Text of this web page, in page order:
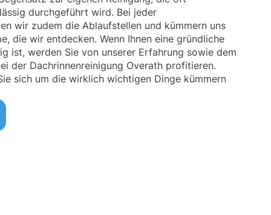
durchgeführt wird. Bei jeder
wir zudem die Ablaufstellen und kümmern uns
die wir entdecken. Wenn Ihnen eine gründliche
ist, werden Sie von unserer Erfahrung sowie dem
der Dachrinnenreinigung Overath profitieren.
sich um die wirklich wichtigen Dinge kümmern